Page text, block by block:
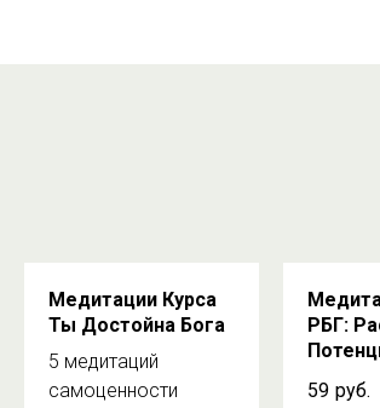
Медитации Курса
Ты Достойна Бога
5 медитаций
самоценности
РБГ:
59 руб.